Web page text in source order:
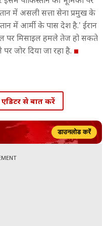
में असली सत्ता सेना प्रमुख के
में आर्मी के पास देश है.' ईरान
पर मिसाइल हमले तेज हो सकते
जोर दिया जा रहा है.
से बात करें
डाउनलोड करें